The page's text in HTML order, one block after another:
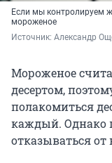
Если мы контролируем
мороженое
Источник: Александр
Мороженое
десертом,
полакомиться
каждый. Однако
отказываться от